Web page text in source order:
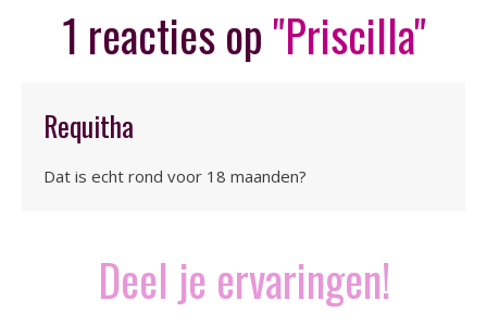
1 reacties op "Priscilla"
Requitha
Dat is echt rond voor 18 maanden?
Deel je ervaringen!